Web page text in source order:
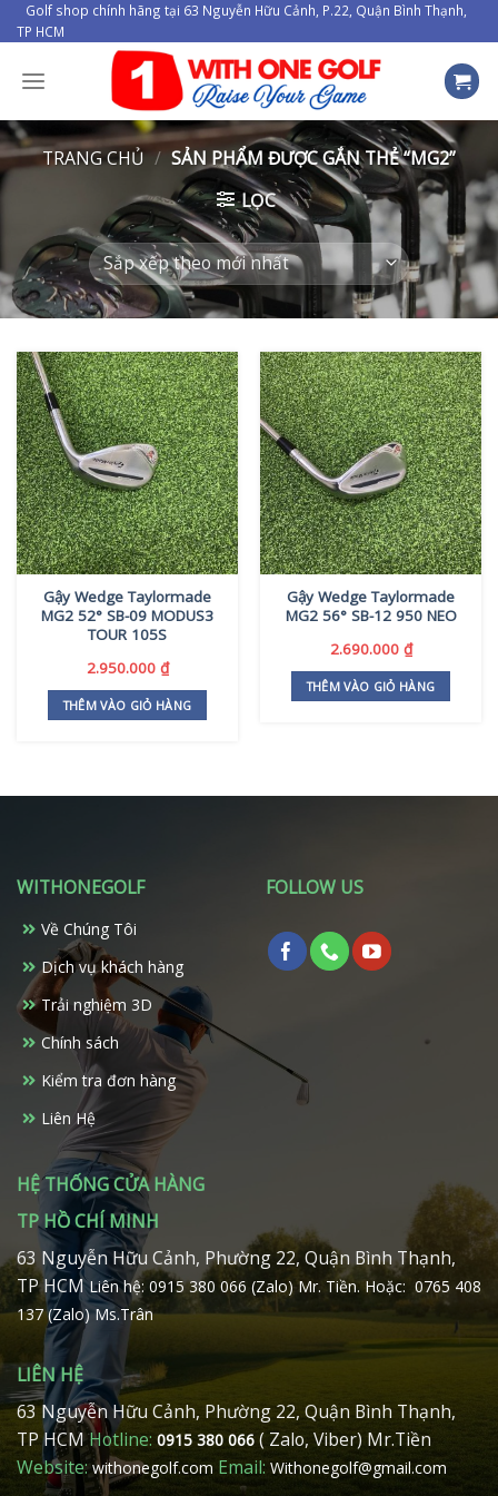
Skip
to
content
Golf shop chính hãng tại 63 Nguyễn Hữu Cảnh, P.22, Quận Bình Thạnh,
TP HCM
TRANG CHỦ / SẢN PHẨM ĐƯỢC GẮN THẺ “MG2”
LỌC
Gậy Wedge Taylormade
MG2 52° SB-09 MODUS3
TOUR 105S
2.950.000 ₫
THÊM VÀO GIỎ HÀNG
Gậy Wedge Taylormade
MG2 56° SB-12 950 NEO
2.690.000 ₫
THÊM VÀO GIỎ HÀNG
WITHONEGOLF
Về Chúng Tôi
Dịch vụ khách hàng
Trải nghiệm 3D
Chính sách
Kiểm tra đơn hàng
Liên Hệ
FOLLOW US
HỆ THỐNG CỬA HÀNG
TP HỒ CHÍ MINH
63 Nguyễn Hữu Cảnh, Phường 22, Quận Bình Thạnh,
TP HCMLiên hệ: 0915 380 066 (Zalo) Mr. Tiền. Hoặc: 0765 408
137 (Zalo) Ms.Trân
LIÊN HỆ
63 Nguyễn Hữu Cảnh, Phường 22, Quận Bình Thạnh,
TP HCMHotline: 0915 380 066 ( Zalo, Viber) Mr.Tiền
Website:withonegolf.com Email: Withonegolf@gmail.com